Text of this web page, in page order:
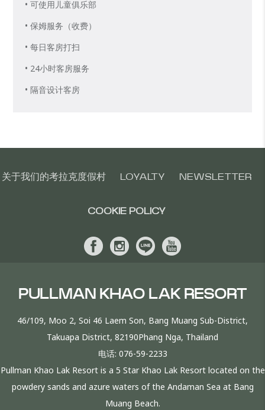
• 可使用儿童俱乐部
• 保姆服务（收费）
• 每日客房打扫
• 24小时客房服务
• 隔音设计客房
关于我们的考拉克度假村 LOYALTY NEWSLETTER
COOKIE POLICY
PULLMAN KHAO LAK RESORT
46/109, Moo 2, Soi 46 Laem Son, Bang Muang Sub-District,
Takuapa District, 82190Phang Nga, Thailand
电话: 076-59-2233
Pullman Khao Lak Resort is a 5 Star Khao Lak Resort located on the
powdery sands and azure waters of the Andaman Sea at Bang
Muang Beach.